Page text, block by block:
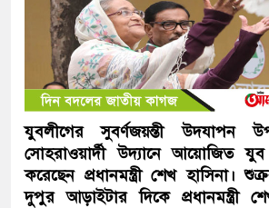
যুবলীগের সুবর্ণজয়ন্তী উদযাপন
সোহরাওয়ার্দী উদ্যানে আয়োজিত
করেছেন প্রধানমন্ত্রী শেখ হাসিনা।
দুপুর আড়াইটার দিকে প্রধানমন্ত্রী